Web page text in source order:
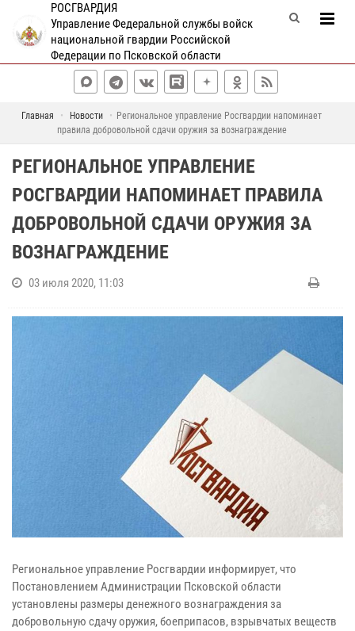
РОСГВАРДИЯ
Управление Федеральной службы войск
национальной гвардии Российской
Федерации по Псковской области
Главная Новости
Региональное управление Росгвардии напоминает
правила добровольной сдачи оружия за вознаграждение
РЕГИОНАЛЬНОЕ УПРАВЛЕНИЕ
РОСГВАРДИИ НАПОМИНАЕТ ПРАВИЛА
ДОБРОВОЛЬНОЙ СДАЧИ ОРУЖИЯ ЗА
ВОЗНАГРАЖДЕНИЕ
03 июля 2020, 11:03
Региональное управление Росгвардии информирует, что
Постановлением Администрации Псковской области
установлены размеры денежного вознаграждения за
добровольную сдачу оружия, боеприпасов, взрывчатых веществ